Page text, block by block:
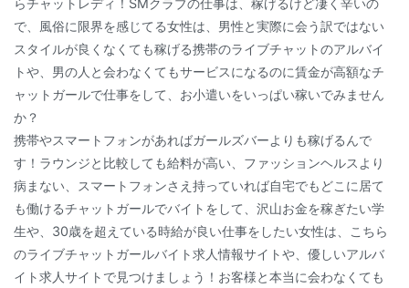
らチャットレディ！SMクラブの仕事は、稼げるけど凄く辛いの
で、風俗に限界を感じてる女性は、男性と実際に会う訳ではない
スタイルが良くなくても稼げる携帯のライブチャットのアルバイ
トや、男の人と会わなくてもサービスになるのに賃金が高額なチ
ャットガールで仕事をして、お小遣いをいっぱい稼いでみません
か？
携帯やスマートフォンがあればガールズバーよりも稼げるんで
す！ラウンジと比較しても給料が高い、ファッションヘルスより
病まない、スマートフォンさえ持っていれば自宅でもどこに居て
も働けるチャットガールでバイトをして、沢山お金を稼ぎたい学
生や、30歳を超えている時給が良い仕事をしたい女性は、こちら
のライブチャットガールバイト求人情報サイトや、優しいアルバ
イト求人サイトで見つけましょう！お客様と本当に会わなくても